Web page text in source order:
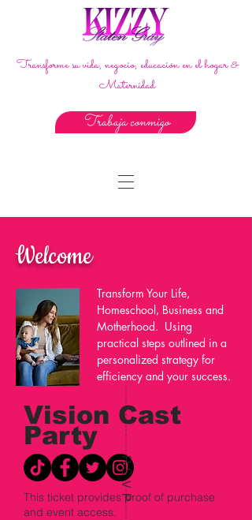
Transforme su vida, negocio, educación en el hogar &
Maternidad
Trabaja conmigo
Welcome
Transform Your Life,
Homeschool, Business and
Motherhood. Using
practical steps outlined in a
personalized strategy for
efficiency and your success.
Vision Cast
Party
This ticket provides proof of purchase
and event access.
RSVP